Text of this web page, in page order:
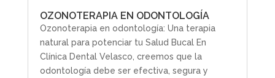
OZONOTERAPIA EN ODONTOLOGÍA
Ozonoterapia en odontología: Una terapia
natural para potenciar tu Salud Bucal En
Clínica Dental Velasco, creemos que la
odontología debe ser efectiva, segura y